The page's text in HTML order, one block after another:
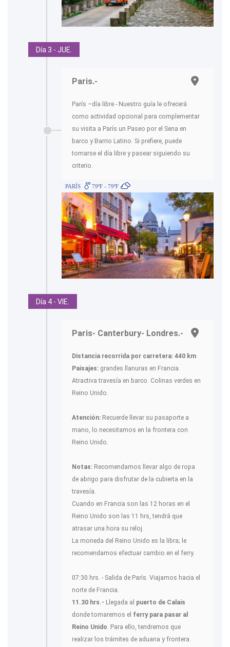
Día 3 - JUE.
Paris.-
París –día libre.- Nuestro guía le ofrecerá
como actividad opcional para complementar
su visita a París un Paseo por el Sena en
barco y Barrio Latino. Si prefiere, puede
tomarse el día libre y pasear siguiendo su
criterio.
PARÍS 79ºF - 79ºF
Día 4 - VIE.
Paris- Canterbury- Londres.-
Distancia recorrida por carretera: 440 km
Paisajes: grandes llanuras en Francia.
Atractiva travesía en barco. Colinas verdes en
Reino Unido.
Atención: Recuerde llevar su pasaporte a
mano, lo necesitamos en la frontera con
Reino Unido.
Notas: Recomendamos llevar algo de ropa
de abrigo para disfrutar de la cubierta en la
travesía.
Cuando en Francia son las 12 horas en el
Reino Unido son las 11 hrs, tendrá que
atrasar una hora su reloj.
La moneda del Reino Unido es la libra; le
recomendamos efectuar cambio en el ferry.
07:30 hrs. - Salida de París. Viajamos hacia el
norte de Francia.
11.30 hrs.- Llegada al puerto de Calais
donde tomaremos el ferry para pasar al
Reino Unido . Para ello, tendremos que
realizar los trámites de aduana y frontera.